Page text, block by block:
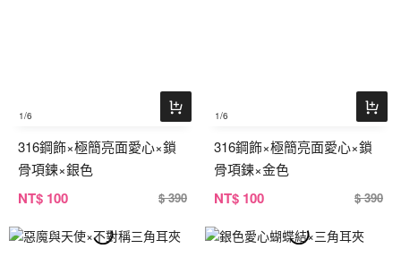
1/6
316鋼飾×極簡亮面愛心×鎖
骨項鍊×銀色
NT$ 100 $ 390
1/6
316鋼飾×極簡亮面愛心×鎖
骨項鍊×金色
NT$ 100 $ 390